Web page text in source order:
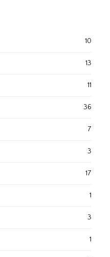
10
13
11
36
7
3
17
1
3
1